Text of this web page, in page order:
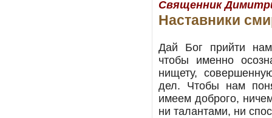
Священник
Наставники
Дай Бог прийти
чтобы именно
нищету,
дел. Чтобы нам
имеем доброго,
ни талантами, ни